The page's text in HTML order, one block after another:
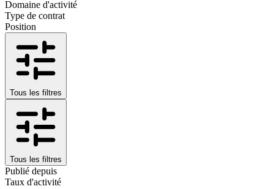
Domaine d'activité
Type de contrat
Position
Tous les filtres
Tous les filtres
Publié depuis
Taux d'activité